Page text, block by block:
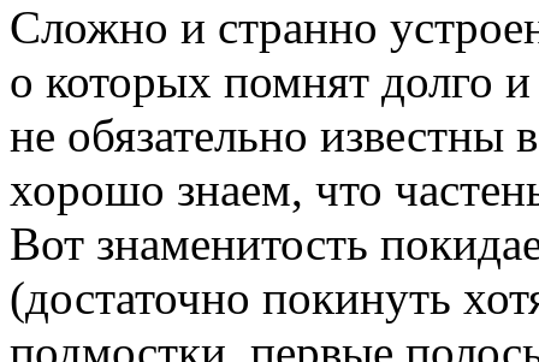
Сложно и странно
о которых помнят долго
не обязательно
хорошо знаем, что
Вот знаменитость
(достаточно покинуть